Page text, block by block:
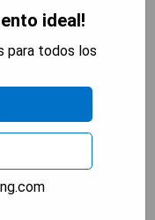
histórico
las 24 horas
explorar la
activo
una
ideal!
para todos los